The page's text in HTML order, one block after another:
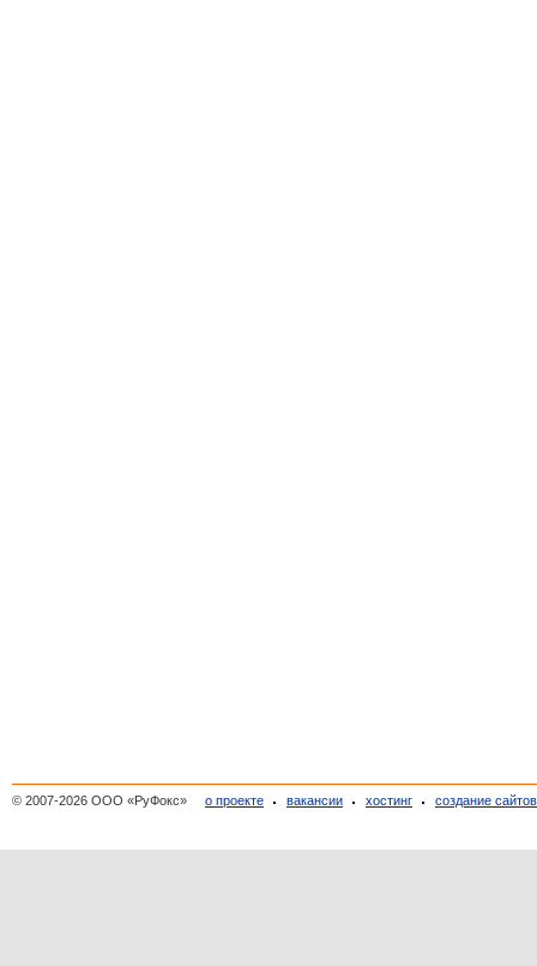
© 2007-2026 ООО «РуФокс» о проекте вакансии хостинг создание сайтов